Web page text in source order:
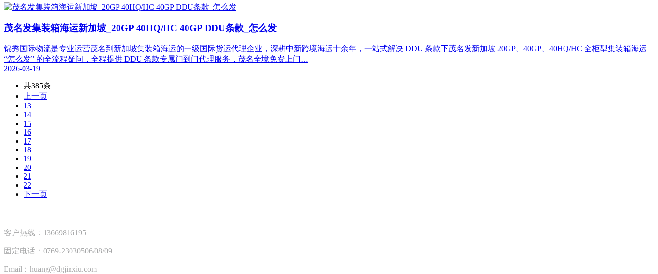
茂名发集装箱海运新加坡_20GP 40HQ/HC 40GP DDU条款_怎么发
锦秀国际物流是专业运营茂名到新加坡集装箱海运的一级国际货运代理企业，深耕中新跨境海运十余年，一站式解决 DDU 条款下茂名发新加坡 20GP、40GP、40HQ/HC 全柜型集装箱海运
“怎么发” 的全流程疑问，全程提供 DDU 条款专属门到门代理服务，茂名全境免费上门…
2026-03-19
共385条
上一页
13
14
15
16
17
18
19
20
21
22
下一页
客户热线：13669816195
固定电话：0769-23030506/08/09
Email：huang@dgjinxiu.com